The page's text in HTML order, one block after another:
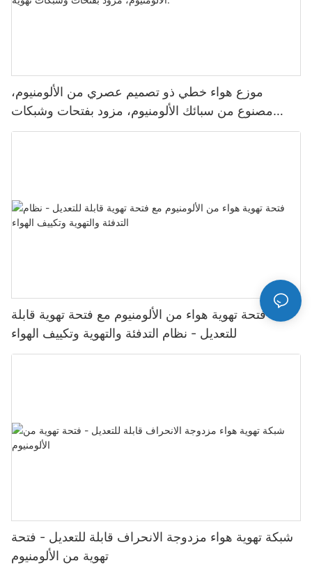
موزع هواء خطي ذو تصميم عصري من الألومنيوم،
مصنوع من سبائك الألومنيوم، مزود بفتحات وشبكات
تهوية.
فتحة تهوية هواء من الألومنيوم مع فتحة تهوية قابلة
للتعديل - نظام التدفئة والتهوية وتكييف الهواء
شبكة تهوية هواء مزدوجة الانحراف قابلة للتعديل - فتحة
تهوية من الألومنيوم